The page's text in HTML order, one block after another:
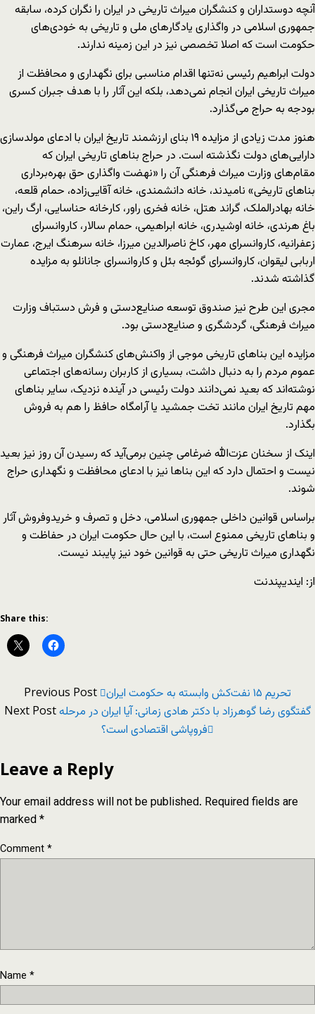
آنچه دوستداران و کنشگران میراث تاریخی در ایران را نگران‌ کرده‌، سابقه
جمهوری اسلامی در واگذاری یادگارهای ملی و تاریخی به خودی‌های
حکومت است که اصلا تخصصی نیز در این زمینه ندارند.
دولت ابراهیم رئیسی نه‌تنها اقدام مناسبی برای نگهداری و محافظت از
میراث تاریخی ایران انجام نمی‌دهد، بلکه این آثار را با هدف جبران کسری
بودجه به حراج می‌گذارد.
هنوز مدت زیادی از مزایده ۱۹ بنای ارزشمند تاریخ ایران با ادعای مولدسازی
دارایی‌های دولت نگذشته است. در حراج بناهای تاریخی ایران که
مقام‌های وزارت میراث فرهنگی آن را «نهضت واگذاری حق بهره‌برداری
بناهای تاریخی» نامیدند، خانه دانشمندی، خانه آقایی‌زاده، حمام قلعه،
خانه بهادرالملک، گراند هتل، خانه فخری راور، کارخانه حناسایی، ارگ راین،
باغ هرندی، خانه اوشیدری، خانه ابراهیمی، حمام سالار، کاروانسرای
زعفرانیه، کاروانسرای مهر، کاخ ناصرالدین میرزا، خانه سرهنگ ایرج، عمارت
اربابی لیقوان، کاروانسرای گوئجه بئل و کاروانسرای جانانلو به مزایده
گذاشته شدند.
مجری این طرح نیز صندوق توسعه صنایع‌دستی و فرش دستباف وزارت
میراث فرهنگی، گردشگری و صنایع‌دستی بود.
مزایده این بناهای تاریخی موجی از واکنش‌های کنشگران میراث فرهنگی و
عموم مردم را به دنبال داشت، بسیاری از کاربران رسانه‌های اجتماعی
نوشته‌اند که بعید نمی‌دانند دولت رئیسی در آینده نزدیک، سایر بناهای
مهم تاریخ ایران مانند تخت جمشید یا آرامگاه حافظ را هم به فروش
بگذارد.
اینک از سخنان عزت‌الله ضرغامی چنین برمی‌آید که رسیدن آن روز نیز بعید
نیست و احتمال دارد که این بناها نیز با ادعای محافظت و نگهداری حراج
شوند.
براساس قوانین داخلی جمهوری اسلامی، دخل‌ و تصرف و خریدوفروش آثار
و بناهای تاریخی ممنوع است، با این حال حکومت ایران در حفاظت و
نگهداری میراث تاریخی حتی به قوانین خود نیز پایبند نیست.
از: ایندیپندنت
Share this:
Previous Post تحریم ۱۵ نفت‌کش وابسته به حکومت ایران
Next Postگفتگوی رضا گوهرزاد با دکتر هادی زمانی: آیا ایران در مرحله
فروپاشی اقتصادی است؟
Leave a Reply
Your email address will not be published. Required fields are
marked*
Comment*
Name *